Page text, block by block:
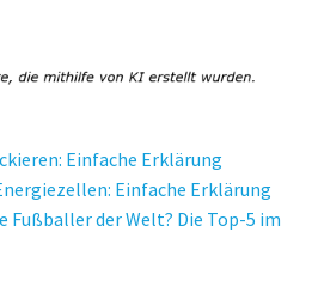
Einfache Erklärung
Einfache Erklärung
Fußballer der Welt? Die Top-5 im